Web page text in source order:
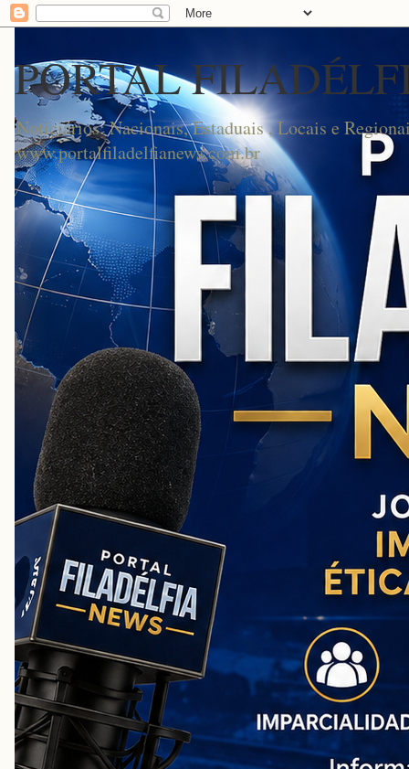
PORTAL
Noticiários: Nacionais, Estaduais , Locais e
www.portalfiladelfianews.com.br